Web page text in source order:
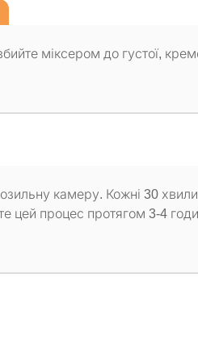
міксером до густої,
камеру. Кожні 30
цей процес протягом 3-4